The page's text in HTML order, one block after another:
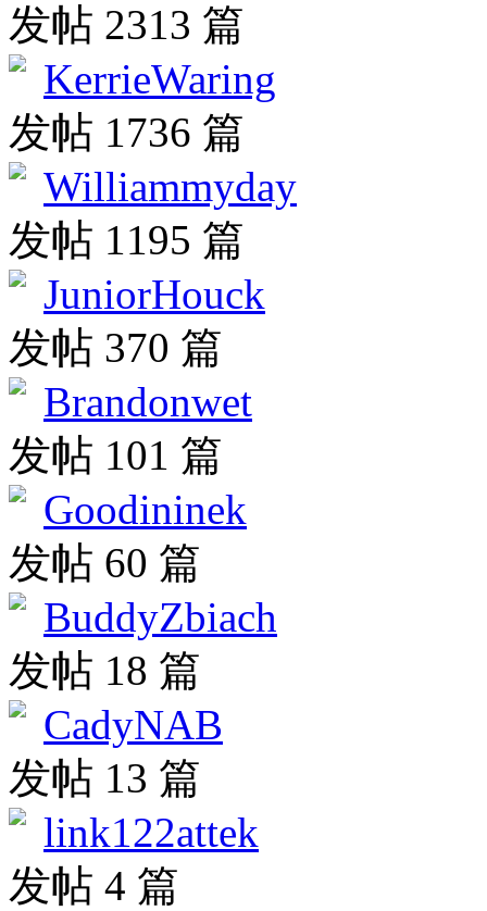
发帖 2313 篇
KerrieWaring
发帖 1736 篇
Williammyday
发帖 1195 篇
JuniorHouck
发帖 370 篇
Brandonwet
发帖 101 篇
Goodininek
发帖 60 篇
BuddyZbiach
发帖 18 篇
CadyNAB
发帖 13 篇
link122attek
发帖 4 篇